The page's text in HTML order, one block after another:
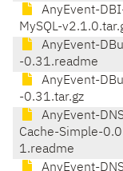
AnyEvent-
MySQL-
AnyEvent-
-0.31.readme
AnyEvent-
-0.31.tar.gz
AnyEvent-
Cache-Simple-0.0
1.readme
AnyEvent-